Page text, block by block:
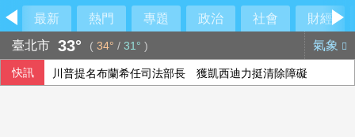
最新 熱門 專題 政治 社會
財經
臺北市 33° ( 34° / 31° ) 氣象
快訊 川普提名布蘭希任司法部長 獲凱西迪力挺清除障礙